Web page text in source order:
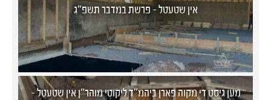
אין שטעטל - פרשת במדבר תשפ"ג
מען גיסט די מקוה פארן ביהמ"ד ליקוטי מוהר"ן אין שטעטל -